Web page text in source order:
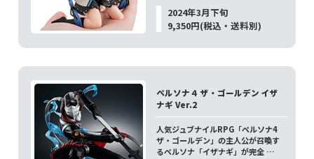
2024年3月下旬
9,350円(税込・送料別)
ペルソナ４ ザ・ゴールデン イザ
ナギ Ver.2
人気ジュブナイルRPG「ペルソナ4
ザ・ゴールデン」の主人公が召喚す
るペルソナ「イザナギ」が完全 …